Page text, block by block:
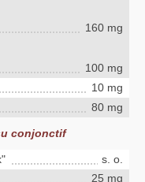
160 mg
100 mg
10 mg
80 mg
conjonctif
s. o.
25 mg